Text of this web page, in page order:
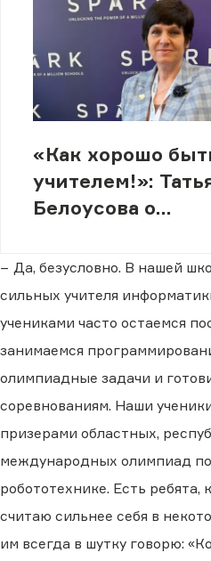
«Как хорошо
учителем!»:
Белоусова о
признании и
современных
− Да, безусловно. В нашей
сильных учителя
учениками часто остаемся
занимаемся
олимпиадные задачи и
соревнованиям. Наши
призерами областных,
международных олимпиад
робототехнике. Есть ребята,
считаю сильнее себя в
им всегда в шутку говорю: